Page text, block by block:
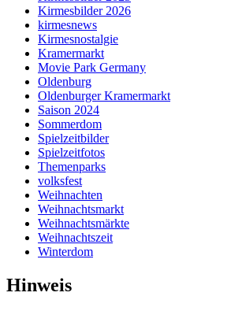
Kirmesbilder 2026
kirmesnews
Kirmesnostalgie
Kramermarkt
Movie Park Germany
Oldenburg
Oldenburger Kramermarkt
Saison 2024
Sommerdom
Spielzeitbilder
Spielzeitfotos
Themenparks
volksfest
Weihnachten
Weihnachtsmarkt
Weihnachtsmärkte
Weihnachtszeit
Winterdom
Hinweis